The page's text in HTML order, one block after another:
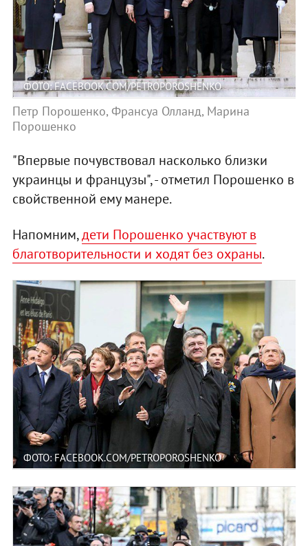
ФОТО: FACEBOOK.COM/PETROPOROSHENKO
Петр Порошенко, Франсуа Олланд, Марина
Порошенко
"Впервые почувствовал насколько близки
украинцы и французы", - отметил Порошенко в
свойственной ему манере.
Напомним,дети Порошенко участвуют в
благотворительности и ходят без охраны.
ФОТО: FACEBOOK.COM/PETROPOROSHENKO